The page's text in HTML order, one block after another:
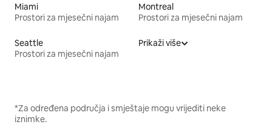
Miami
Prostori za mjesečni najam
Montreal
Prostori za mjesečni najam
Seattle
Prostori za mjesečni najam
Prikaži više
*Za određena područja i smještaje mogu vrijediti neke
iznimke.